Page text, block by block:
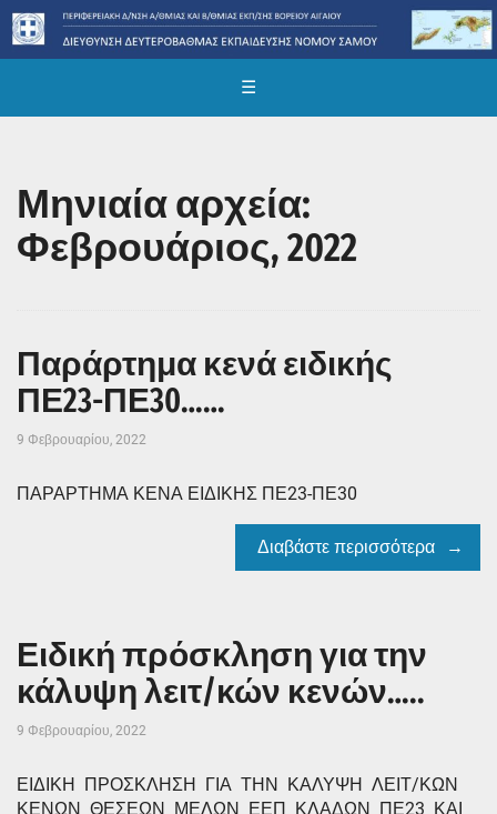
☰
Μηνιαία αρχεία:
Φεβρουάριος, 2022
Παράρτημα κενά ειδικής
ΠΕ23-ΠΕ30……
9 Φεβρουαρίου, 2022
ΠΑΡΑΡΤΗΜΑ ΚΕΝΑ ΕΙΔΙΚΗΣ ΠΕ23-ΠΕ30
Διαβάστε περισσότερα
Ειδική πρόσκληση για την
κάλυψη λειτ/κών κενών…..
9 Φεβρουαρίου, 2022
ΕΙΔΙΚΗ ΠΡΟΣΚΛΗΣΗ ΓΙΑ ΤΗΝ ΚΑΛΥΨΗ ΛΕΙΤ/ΚΩΝ
ΚΕΝΩΝ ΘΕΣΕΩΝ ΜΕΛΩΝ ΕΕΠ ΚΛΑΔΩΝ ΠΕ23 ΚΑΙ